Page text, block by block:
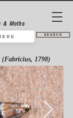
& Moths
Search
(Fabricius, 1798)